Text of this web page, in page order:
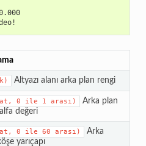
Altyazı alanı arka plan rengi
0 ile 1 arası)
Arka plan
değeri
0 ile 60 arası)
Arka
yarıçapı